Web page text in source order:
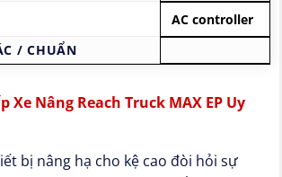
AC controller
/ CHUẨN
Xe Nâng Reach Truck MAX EP Uy
bị nâng hạ cho kệ cao đòi hỏi sự